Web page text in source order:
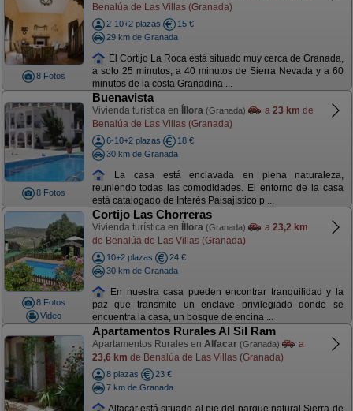
8 Fotos
Benalúa de Las Villas (Granada)
2-10+2 plazas
15 €
29 km de Granada
El Cortijo La Roca está situado muy cerca de Granada,
a solo 25 minutos, a 40 minutos de Sierra Nevada y a 60
minutos de la costa Granadina ...
8 Fotos
Buenavista
Vivienda turística en Íllora (Granada) a 23 km de
Benalúa de Las Villas (Granada)
6-10+2 plazas
18 €
30 km de Granada
La casa está enclavada en plena naturaleza,
reuniendo todas las comodidades. El entorno de la casa
está catalogado de Interés Paisajístico p ...
8 Fotos
Video
Cortijo Las Chorreras
Vivienda turística en Íllora (Granada) a 23,2 km
de Benalúa de Las Villas (Granada)
10+2 plazas
24 €
30 km de Granada
En nuestra casa pueden encontrar tranquilidad y la
paz que transmite un enclave privilegiado donde se
encuentra la casa, un bosque de encina ...
Apartamentos Rurales Al Sil Ram
Apartamentos Rurales en Alfacar (Granada)
a
23,6 km de Benalúa de Las Villas (Granada)
8 plazas
23 €
7 km de Granada
Alfacar está situado al pie del parque natural Sierra de